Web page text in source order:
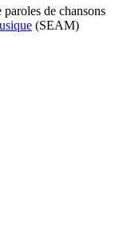
de chansons
(SEAM)